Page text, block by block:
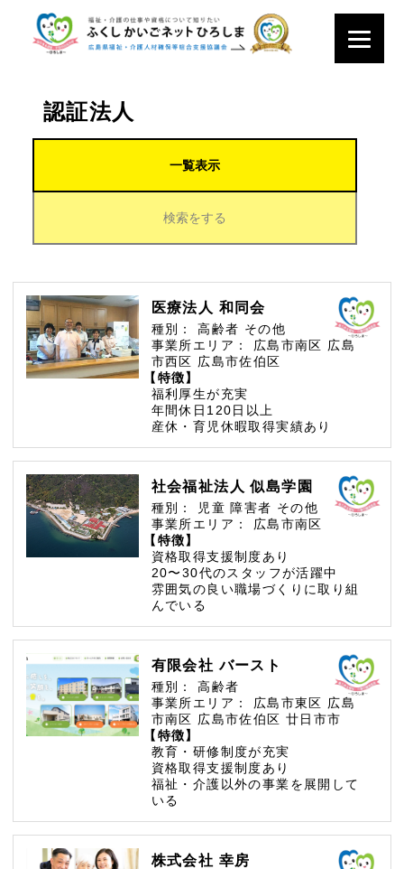
認証法人
一覧表示
検索をする
医療法人 和同会
種別： 高齢者 その他
事業所エリア：
広島市南区 広島
市西区 広島市佐伯区
【特徴】
福利厚生が充実
年間休日120日以上
産休・育児休暇取得実績あり
社会福祉法人 似島学園
種別： 児童 障害者 その他
事業所エリア：
広島市南区
【特徴】
資格取得支援制度あり
20〜30代のスタッフが活躍中
雰囲気の良い職場づくりに取り組
んでいる
有限会社 バースト
種別：
高齢者
事業所エリア：
広島市東区 広島
市南区 広島市佐伯区廿日市市
【特徴】
教育・研修制度が充実
資格取得支援制度あり
福祉・介護以外の事業を展開して
いる
株式会社 幸房